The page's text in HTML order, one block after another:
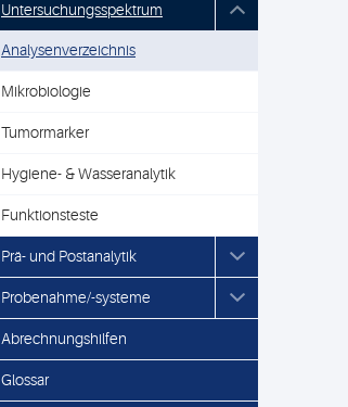
Untersuchungsspektrum
Analysenverzeichnis
Mikrobiologie
Tumormarker
Hygiene- & Wasseranalytik
Funktionsteste
Prä- und Postanalytik
Probenahme/-systeme
Abrechnungshilfen
Glossar